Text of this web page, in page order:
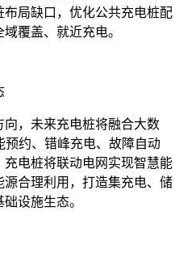
局缺口，优化公共充电桩配
覆盖、就近充电。
，未来充电桩将融合大数
约、错峰充电、故障自动
电桩将联动电网实现智慧能
合理利用，打造集充电、储
设施生态。